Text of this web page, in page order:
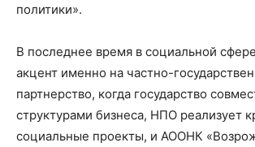
политики».
В последнее время в социальной
акцент именно на частно-
партнерство, когда государство
структурами бизнеса, НПО реализует
социальные проекты, и АООНК